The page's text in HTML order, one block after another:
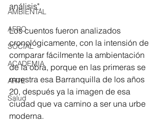
AMBIENTAL
AFRO
SOCIAL
ACADEMIA
ARTE
Salud
análisis".
Los cuentos fueron analizados
cronológicamente, con la intensión de
comparar fácilmente la ambientación
de la obra, porque en las primeras se
muestra esa Barranquilla de los años
20, después ya la imagen de esa
ciudad que va camino a ser una urbe
moderna.